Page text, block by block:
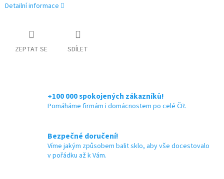
Detailní informace
ZEPTAT SE SDÍLET
+100 000 spokojených zákazníků!
Pomáháme firmám i domácnostem po celé ČR.
Bezpečné doručení!
Víme jakým způsobem balit sklo, aby vše docestovalo
v pořádku až k Vám.